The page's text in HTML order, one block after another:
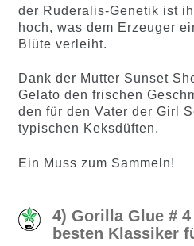
der Ruderalis-Genetik ist
hoch, was dem Erzeuger
Blüte verleiht.
Dank der Mutter Sunset
Gelato den frischen
den für den Vater der Girl
typischen Keksdüften.
Ein Muss zum Sammeln!
4) Gorilla Glue #
besten Klassiker